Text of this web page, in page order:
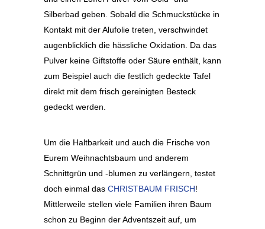
Silberbad geben. Sobald die Schmuckstücke in
Kontakt mit der Alufolie treten, verschwindet
augenblicklich die hässliche Oxidation. Da das
Pulver keine Giftstoffe oder Säure enthält, kann
zum Beispiel auch die festlich gedeckte Tafel
direkt mit dem frisch gereinigten Besteck
gedeckt werden.
Um die Haltbarkeit und auch die Frische von
Eurem Weihnachtsbaum und anderem
Schnittgrün und -blumen zu verlängern, testet
doch einmal das CHRISTBAUM FRISCH!
Mittlerweile stellen viele Familien ihren Baum
schon zu Beginn der Adventszeit auf, um